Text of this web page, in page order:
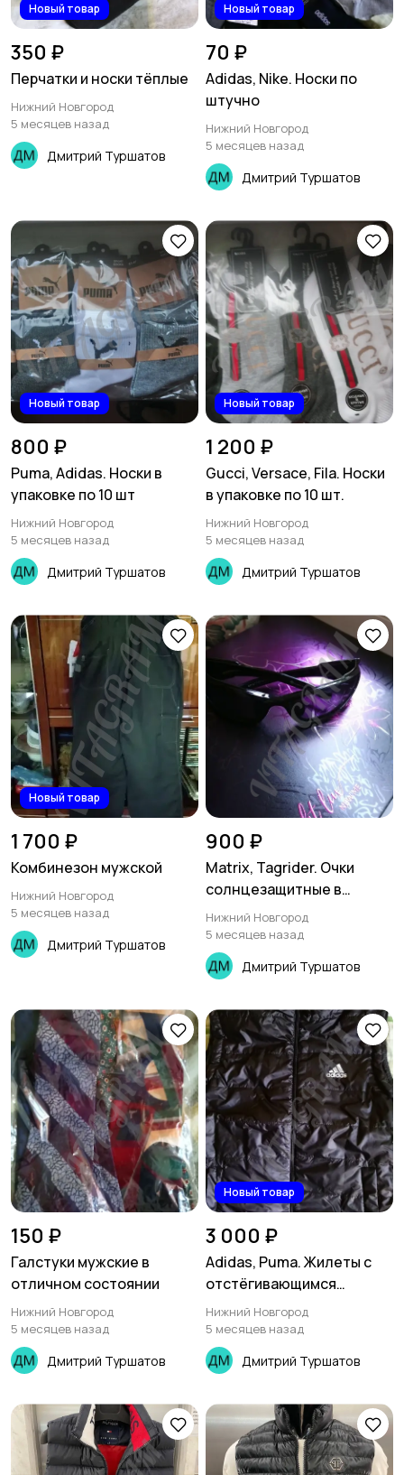
Новый товар
350 ₽
Перчатки и носки тёплые
Нижний Новгород
5 месяцев назад
Дмитрий Туршатов
Новый товар
70 ₽
Adidas, Nike. Носки по
штучно
Нижний Новгород
5 месяцев назад
Дмитрий Туршатов
Новый товар
800 ₽
Puma, Adidas. Носки в
упаковке по 10 шт
Нижний Новгород
5 месяцев назад
Дмитрий Туршатов
Новый товар
1 200 ₽
Gucci, Versace, Fila. Носки
в упаковке по 10 шт.
Нижний Новгород
5 месяцев назад
Дмитрий Туршатов
Новый товар
1 700 ₽
Комбинезон мужской
Нижний Новгород
5 месяцев назад
Дмитрий Туршатов
900 ₽
Matrix, Tagrider. Очки
солнцезащитные в
отличном состоянии
Нижний Новгород
5 месяцев назад
Дмитрий Туршатов
150 ₽
Галстуки мужские в
отличном состоянии
Нижний Новгород
5 месяцев назад
Дмитрий Туршатов
Новый товар
3 000 ₽
Adidas, Puma. Жилеты с
отстёгивающимся
капюшоном
Нижний Новгород
5 месяцев назад
Дмитрий Туршатов